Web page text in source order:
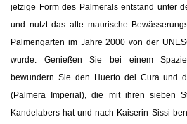
jetzige Form des Palmerals entstand unter
und nutzt das alte maurische
Palmengarten im Jahre 2000 von der
wurde. Genießen Sie bei einem
bewundern Sie den Huerto del Cura und
(Palmera Imperial), die mit ihren sieben
Kandelabers hat und nach Kaiserin Sissi